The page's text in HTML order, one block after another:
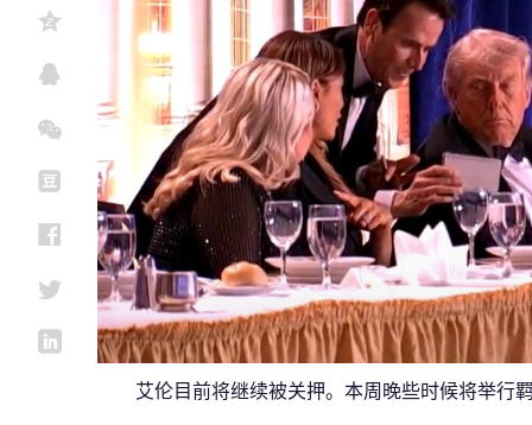
艾伦目前将继续被关押。本周晚些时候将举行